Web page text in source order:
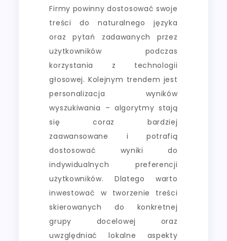
Firmy powinny dostosować swoje
treści do naturalnego języka
oraz pytań zadawanych przez
użytkowników podczas
korzystania z technologii
głosowej. Kolejnym trendem jest
personalizacja wyników
wyszukiwania – algorytmy stają
się coraz bardziej
zaawansowane i potrafią
dostosować wyniki do
indywidualnych preferencji
użytkowników. Dlatego warto
inwestować w tworzenie treści
skierowanych do konkretnej
grupy docelowej oraz
uwzględniać lokalne aspekty